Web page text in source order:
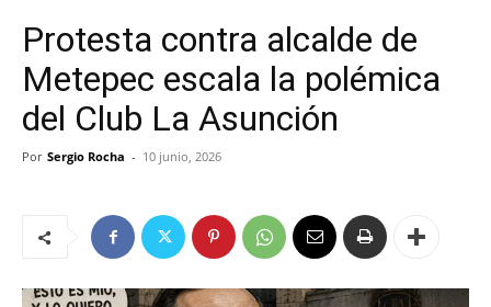
Protesta contra alcalde de
Metepec escala la polémica
del Club La Asunción
Por Sergio Rocha - 10 junio, 2026